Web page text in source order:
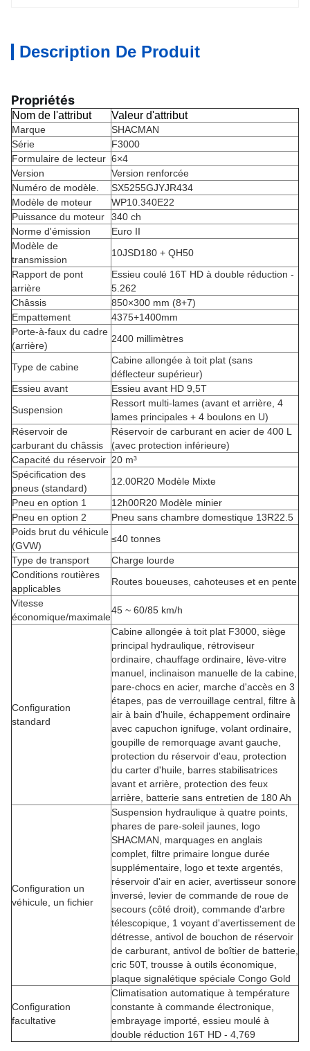
Description De Produit
Propriétés
Nom de l'attribut Valeur d'attribut
Marque
SHACMAN
Série
F3000
Formulaire de lecteur 6×4
Version
Version renforcée
Numéro de modèle.
SX5255GJYJR434
Modèle de moteur
WP10.340E22
Puissance du moteur
340 ch
Norme d'émission
Euro II
Modèle de
transmission
10JSD180 + QH50
Rapport de pont
arrière
Essieu coulé 16T HD à double réduction -
5.262
Châssis
850×300 mm (8+7)
Empattement
4375+1400mm
Porte-à-faux du cadre
(arrière)
2400 millimètres
Type de cabine
Cabine allongée à toit plat (sans
déflecteur supérieur)
Essieu avant
Essieu avant HD 9,5T
Suspension
Ressort multi-lames (avant et arrière, 4
lames principales + 4 boulons en U)
Réservoir de
carburant du châssis
Réservoir de carburant en acier de 400 L
(avec protection inférieure)
Capacité du réservoir 20 m³
Spécification des
pneus (standard)
12.00R20 Modèle Mixte
Pneu en option 1
12h00R20 Modèle minier
Pneu en option 2
Pneu sans chambre domestique 13R22.5
Poids brut du véhicule
(GVW)
≤40 tonnes
Type de transport
Charge lourde
Conditions routières
applicables
Routes boueuses, cahoteuses et en pente
Vitesse
économique/maximale
45 ~ 60/85 km/h
Configuration
standard
Cabine allongée à toit plat F3000, siège
principal hydraulique, rétroviseur
ordinaire, chauffage ordinaire, lève-vitre
manuel, inclinaison manuelle de la cabine,
pare-chocs en acier, marche d'accès en 3
étapes, pas de verrouillage central, filtre à
air à bain d'huile, échappement ordinaire
avec capuchon ignifuge, volant ordinaire,
goupille de remorquage avant gauche,
protection du réservoir d'eau, protection
du carter d'huile, barres stabilisatrices
avant et arrière, protection des feux
arrière, batterie sans entretien de 180 Ah
Configuration un
véhicule, un fichier
Suspension hydraulique à quatre points,
phares de pare-soleil jaunes, logo
SHACMAN, marquages ​​en anglais
complet, filtre primaire longue durée
supplémentaire, logo et texte argentés,
réservoir d'air en acier, avertisseur sonore
inversé, levier de commande de roue de
secours (côté droit), commande d'arbre
télescopique, 1 voyant d'avertissement de
détresse, antivol de bouchon de réservoir
de carburant, antivol de boîtier de batterie,
cric 50T, trousse à outils économique,
plaque signalétique spéciale Congo Gold
Configuration
facultative
Climatisation automatique à température
constante à commande électronique,
embrayage importé, essieu moulé à
double réduction 16T HD - 4,769